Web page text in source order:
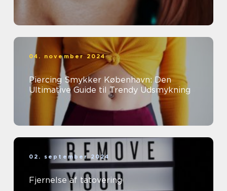
04. november 2024
Piercing Smykker København: Den
Ultimative Guide til Trendy Udsmykning
02. september 2024
Fjernelse af tatovering